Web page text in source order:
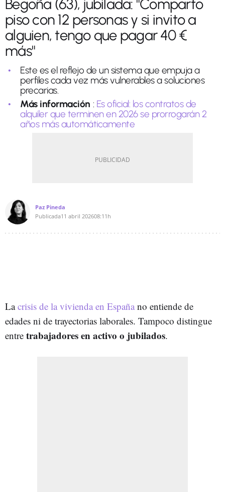
Begoña (63), jubilada: "Comparto
piso con 12 personas y si invito a
alguien, tengo que pagar 40 €
más"
Este es el reflejo de un sistema que empuja a
perfiles cada vez más vulnerables a soluciones
precarias.
Más información : Es oficial: los contratos de
alquiler que terminen en 2026 se prorrogarán 2
años más automáticamente
Paz Pineda
Publicada11 abril 202608:11h
Lacrisis de la vivienda en España no entiende de
edades ni de trayectorias laborales. Tampoco distingue
entre trabajadores en activo o jubilados.